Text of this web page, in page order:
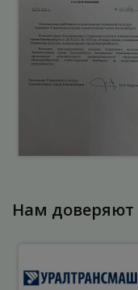
Нам доверяют